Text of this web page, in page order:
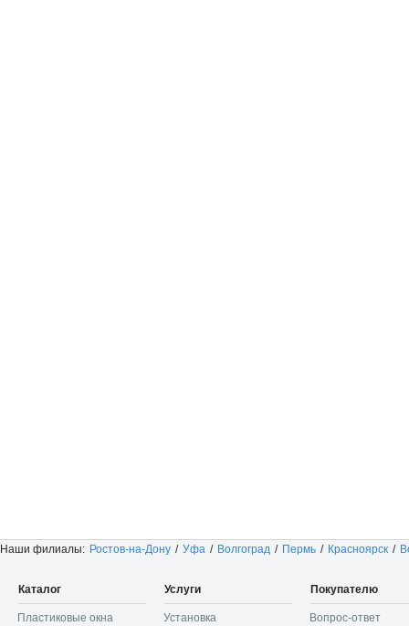
Каталог
Пластиковые окна
Услуги
Установка
Покупателю
Вопрос-ответ
Наши филиалы: Ростов-на-Дону / Уфа / Волгоград / Пермь / Красноярск /